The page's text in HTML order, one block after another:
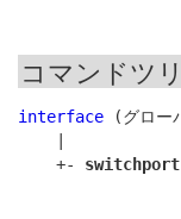
コマンドツ
interface (グロー
    +-